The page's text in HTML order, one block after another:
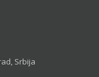
Srbija